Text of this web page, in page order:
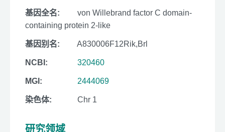
基因全名:
von Willebrand factor C domain-
containing protein 2-like
基因别名: A830006F12Rik,Brl
NCBI: 320460
MGI: 2444069
染色体: Chr 1
研究领域